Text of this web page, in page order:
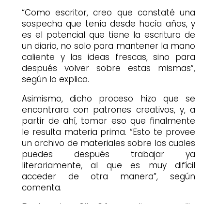
“Como escritor, creo que constaté una
sospecha que tenía desde hacía años, y
es el potencial que tiene la escritura de
un diario, no solo para mantener la mano
caliente y las ideas frescas, sino para
después volver sobre estas mismas”,
según lo explica.
Asimismo, dicho proceso hizo que se
encontrara con patrones creativos, y, a
partir de ahí, tomar eso que finalmente
le resulta materia prima. “Esto te provee
un archivo de materiales sobre los cuales
puedes después trabajar ya
literariamente, al que es muy difícil
acceder de otra manera”, según
comenta.